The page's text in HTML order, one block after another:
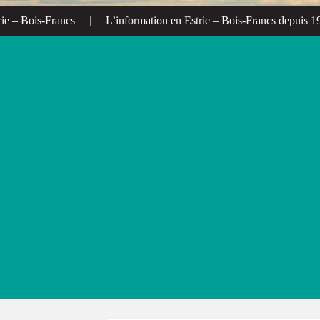
Bois-Francs | L’information en Estrie – Bois-Francs depuis 1972